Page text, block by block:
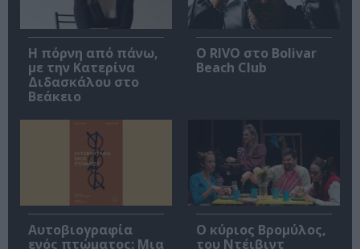
Η πόρνη από πάνω,
με την Κατερίνα
Διδασκάλου στο
Βεάκειο
Ο RIVO στο Bolivar
Beach Club
Αυτοβιογραφία
ενός πτώματος: Μια
O κύριος Βρομύλος,
του Ντέιβιντ